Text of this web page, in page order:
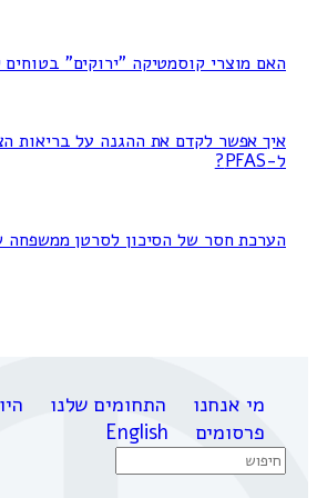
האם מוצרי קוסמטיקה "ירוקים" בטוחים
איך אפשר לקדם את ההגנה על בריאות
ל-PFAS?
הערכת חסר של הסיכון לסרטן ממשפחה
מי אנחנו התחומים שלנו
פרסומים
English
Search